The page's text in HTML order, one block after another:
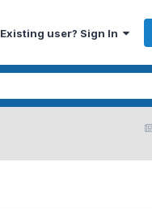
Existing user? Sign In